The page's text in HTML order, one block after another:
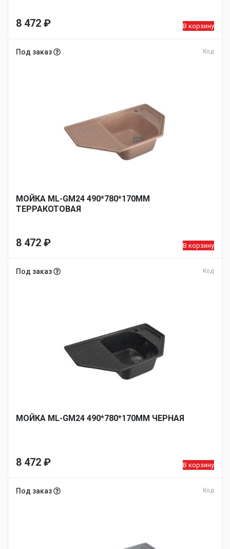
8 472 ₽ В корзину
Под заказ Код
МОЙКА ML-GM24 490*780*170ММ
ТЕРРАКОТОВАЯ
8 472 ₽ В корзину
Под заказ Код
МОЙКА ML-GM24 490*780*170ММ ЧЕРНАЯ
8 472 ₽ В корзину
Под заказ Код